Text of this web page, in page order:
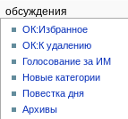
обсуждения
ОК:Избранное
ОК:К удалению
Голосование за ИМ
Новые категории
Повестка дня
Архивы